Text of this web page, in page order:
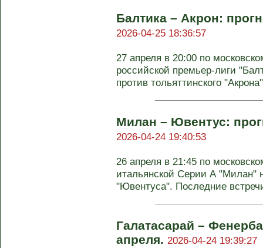
Балтика – Акрон:
2026-04-25 18:36:57
27 апреля в 20:00 по
российской премьер-лиги
против тольяттинского
Милан – Ювентус:
2026-04-24 19:40:53
26 апреля в 21:45 по
итальянской Серии А "Милан"
"Ювентуса". Последние
Галатасарай –
апреля. 2026-04-24 19:39:27